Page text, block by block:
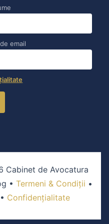
email
Cabinet de Avocatura
• Termeni & Condiții •
• Confidențialitate